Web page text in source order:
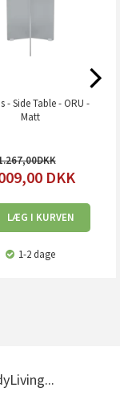
- Side Table - ORU -
Matt
DKK
LÆG I KURVEN
1-2 dage